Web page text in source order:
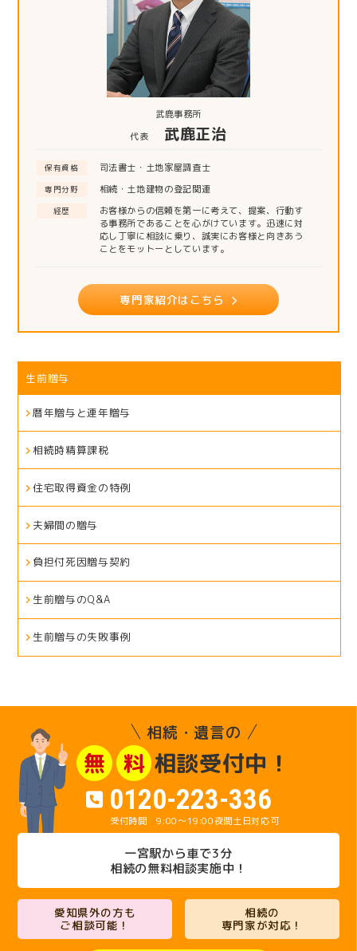
武鹿事務所
代表
武鹿正治
保有資格 司法書士・土地家屋調査士
専門分野 相続・土地建物の登記関連
経歴
お客様からの信頼を第一に考えて、提案、行動す
る事務所であることを心がけています。迅速に対
応し丁寧に相談に乗り、誠実にお客様と向きあう
ことをモットーとしています。
専門家紹介はこちら
生前贈与
暦年贈与と連年贈与
相続時精算課税
住宅取得資金の特例
夫婦間の贈与
負担付死因贈与契約
生前贈与のQ&A
生前贈与の失敗事例
相続・遺言の
無 料 相談受付中！
0120-223-336
9:00～19:00夜間土日対応可
一宮駅から車で3分
相続の無料相談実施中！
愛知県外の方も
ご相談可能！
相続の
専門家が対応！